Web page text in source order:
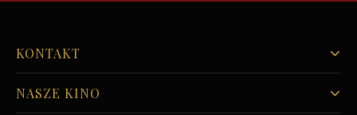
KONTAKT
NASZE KINO